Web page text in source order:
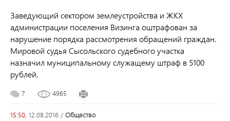
Заведующий сектором землеустройства и ЖКХ
администрации поселения Визинга оштрафован за
нарушение порядка рассмотрения обращений граждан.
Мировой судья Сысольского судебного участка
назначил муниципальному служащему штраф в 5100
рублей.
7 4965
15:50, 12.08.2016 / общество